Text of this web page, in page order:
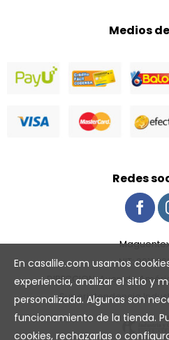
Medios
Redes
Maguentex
NIT:
DIRECCION: Avenida
Superintendencia
En casalile.com usamos
experiencia, analizar el sitio y
personalizada. Algunas son
funcionamiento de la tienda.
cookies, rechazarlas o